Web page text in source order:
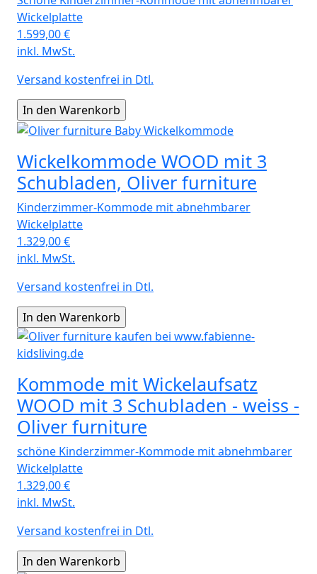
Wickelplatte
1.599,00€
inkl. MwSt.
Versand kostenfrei in Dtl.
Wickelkommode WOOD mit 3
Schubladen, Oliver furniture
Kinderzimmer-Kommode mit abnehmbarer
Wickelplatte
1.329,00€
inkl. MwSt.
Versand kostenfrei in Dtl.
Kommode mit Wickelaufsatz
WOOD mit 3 Schubladen - weiss -
Oliver furniture
schöne Kinderzimmer-Kommode mit abnehmbarer
Wickelplatte
1.329,00€
inkl. MwSt.
Versand kostenfrei in Dtl.